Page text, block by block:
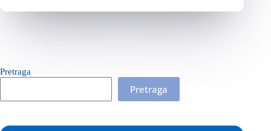
Pretraga
Pretraga